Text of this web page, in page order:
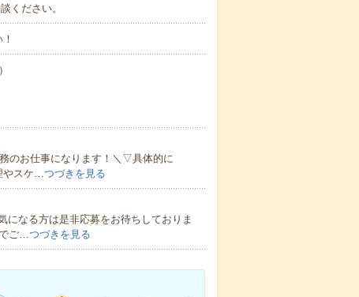
ください。
のお仕事になります！＼▽具体的に
やスケ…つづきを見る
なる方は是非応募をお待ちしておりま
ご…つづきを見る